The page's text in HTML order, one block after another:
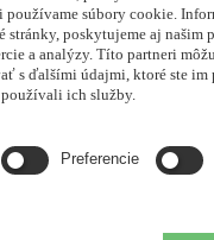
používame súbory cookie.
stránky, poskytujeme aj našim
a analýzy. Títo partneri
s ďalšími údajmi, ktoré ste
ich služby.
Preferencie